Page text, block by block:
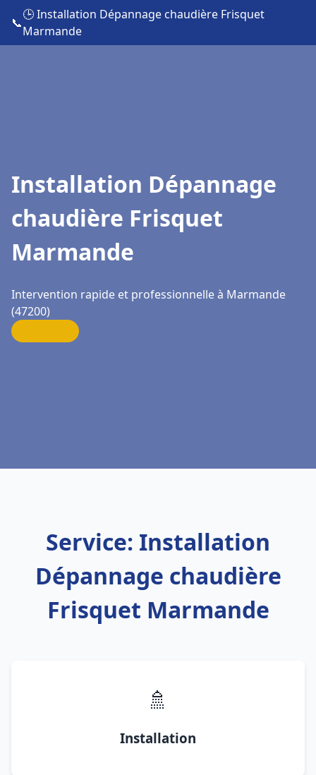
📞
🕒 Installation Dépannage chaudière Frisquet
Marmande
Installation Dépannage
chaudière Frisquet
Marmande
Intervention rapide et professionnelle à Marmande
(47200)
Service: Installation
Dépannage chaudière
Frisquet Marmande
🚿
Installation